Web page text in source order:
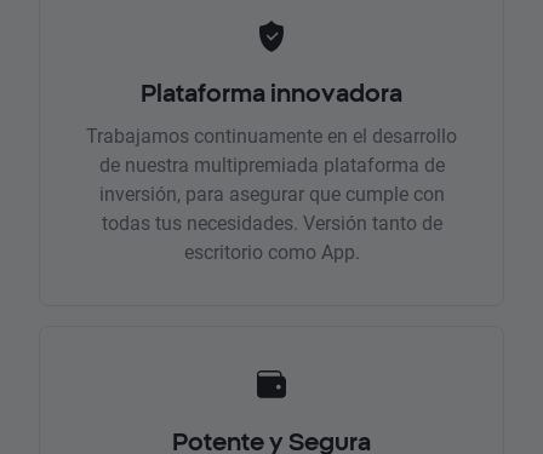
Plataforma innovadora
Trabajamos continuamente en el desarrollo
de nuestra multipremiada plataforma de
inversión, para asegurar que cumple con
todas tus necesidades. Versión tanto de
escritorio como App.
Potente y Segura